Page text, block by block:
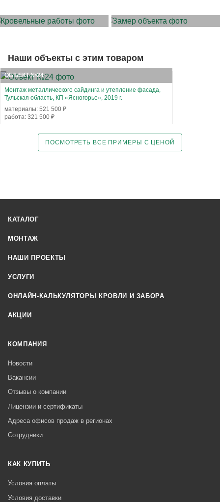
Наши объекты с этим товаром
ОБЪЕКТ №24
Монтаж металлического сайдинга и утепление фасада,
Тульская область, КП «Ясногорье», 2019 г.
материалы: 521 500 ₽
работа: 321 500 ₽
ПОСМОТРЕТЬ ВСЕ ПРИМЕРЫ С ЦЕНОЙ
КАТАЛОГ
МОНТАЖ
НАШИ ПРОЕКТЫ
УСЛУГИ
ОНЛАЙН-КАЛЬКУЛЯТОРЫ КРОВЛИ И ЗАБОРА
АКЦИИ
КОМПАНИЯ
Новости
Вакансии
Отзывы о компании
Лицензии и сертификаты
Адреса офисов продаж в регионах
Сотрудники
КАК КУПИТЬ
Условия оплаты
Условия доставки